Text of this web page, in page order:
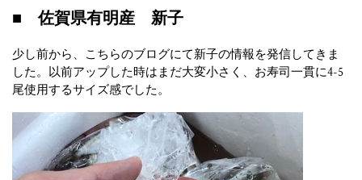
■ 佐賀県有明産 新子
少し前から、こちらのブログにて新子の情報を発信してきま
した。以前アップした時はまだ大変小さく、お寿司一貫に4-5
尾使用するサイズ感でした。